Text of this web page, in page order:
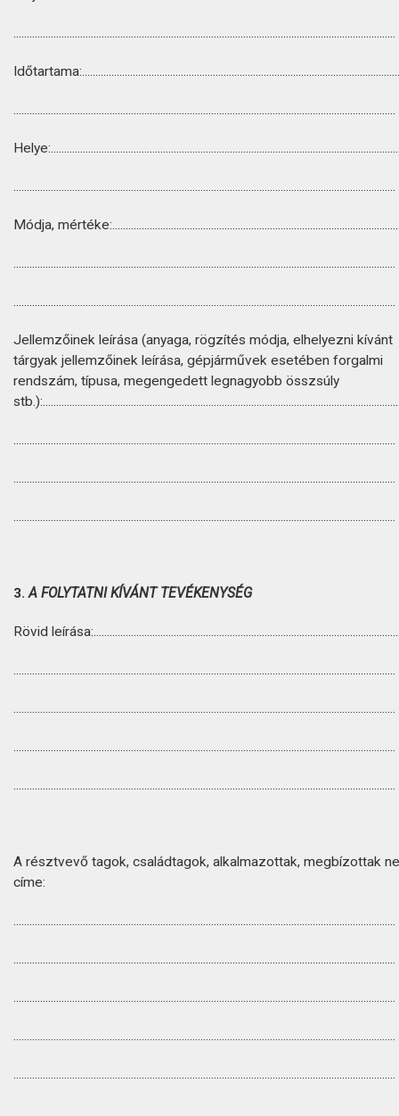
Módja,
Jellemzőinek leírása (anyaga, rögzítés módja, elhelyezni kívánt
tárgyak jellemzőinek leírása, gépjárművek esetében forgalmi
rendszám, típusa, megengedett legnagyobb összsúly
3. A FOLYTATNI KÍVÁNT TEVÉKENYSÉG
Rövid
A résztvevő tagok, családtagok, alkalmazottak, megbízottak
címe: